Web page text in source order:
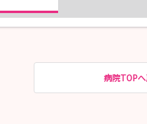
病院TOP